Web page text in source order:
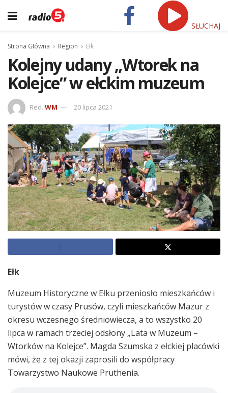
SŁUCHAJ
Strona Główna Region Ełk
Kolejny udany „Wtorek na
Kolejce” w ełckim muzeum
Red. WM 20 lipca 2021
Ełk
Muzeum Historyczne w Ełku przeniosło mieszkańców i
turystów w czasy Prusów, czyli mieszkańców Mazur z
okresu wczesnego średniowiecza, a to wszystko 20
lipca w ramach trzeciej odsłony „Lata w Muzeum –
Wtorków na Kolejce”. Magda Szumska z ełckiej placówki
mówi, że z tej okazji zaprosili do współpracy
Towarzystwo Naukowe Pruthenia.